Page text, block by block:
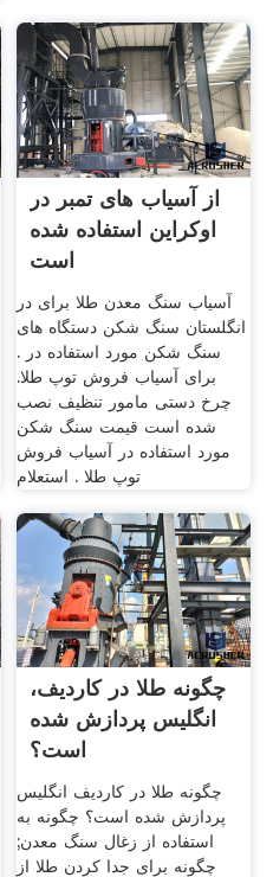
از آسیاب های تمبر در
اوکراین استفاده شده
است
آسیاب سنگ معدن طلا برای در
انگلستان سنگ شکن دستگاه های
سنگ شکن مورد استفاده در .
برای آسیاب فروش توپ طلا.
چرخ دستی مامور تنظیف نصب
شده است قیمت سنگ شکن
مورد استفاده در آسیاب فروش
توپ طلا . استعلام
چگونه طلا در کاردیف،
انگلیس پردازش شده
است؟
چگونه طلا در کاردیف انگلیس
پردازش شده است؟ چگونه به
استفاده از زغال سنگ معدن;
چگونه برای جدا کردن طلا از